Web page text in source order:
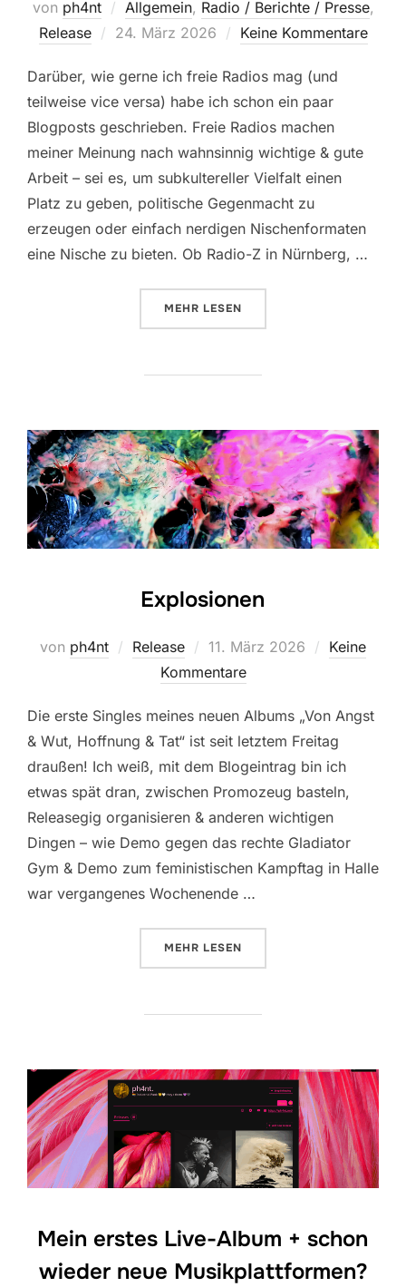
von ph4nt Allgemein, Radio / Berichte / Presse,
Release
Veröffentlicht
24. März 2026 Keine Kommentare
Darüber, wie gerne ich freie Radios mag (und
teilweise vice versa) habe ich schon ein paar
Blogposts geschrieben. Freie Radios machen
meiner Meinung nach wahnsinnig wichtige & gute
Arbeit – sei es, um subkultereller Vielfalt einen
Platz zu geben, politische Gegenmacht zu
erzeugen oder einfach nerdigen Nischenformaten
eine Nische zu bieten. Ob Radio-Z in Nürnberg, …
MEHR ÜBER „EXPLOSIONEN BEI RADIO
LESEN
Explosionen
von ph4nt Release
Veröffentlicht
am
11. März 2026
Keine
Kommentare
Die erste Singles meines neuen Albums „Von Angst
& Wut, Hoffnung & Tat“ ist seit letztem Freitag
draußen! Ich weiß, mit dem Blogeintrag bin ich
etwas spät dran, zwischen Promozeug basteln,
Releasegig organisieren & anderen wichtigen
Dingen – wie Demo gegen das rechte Gladiator
Gym & Demo zum feministischen Kampftag in Halle
war vergangenes Wochenende …
MEHR ÜBER „EXPLOSIONEN“
LESEN
Mein erstes Live-Album + schon
wieder neue Musikplattformen?